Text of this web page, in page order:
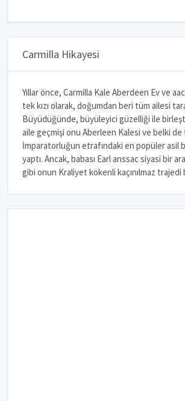
Carmilla Hikayesi
Yıllar önce, Carmilla Kale Aberdeen Ev ve
tek kızı olarak, doğumdan beri tüm ailesi
Büyüdüğünde, büyüleyici güzelliği ile
aile geçmişi onu Aberleen Kalesi ve belki de
İmparatorluğun etrafındaki en popüler asil
yaptı. Ancak, babası Earl anssac siyasi bir
gibi onun Kraliyet kökenli kaçınılmaz trajedi